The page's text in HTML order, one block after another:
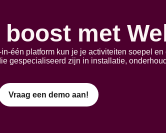
met
één platform kun je je activiteiten soepel en
gespecialiseerd zijn in installatie,
Vraag een demo aan!